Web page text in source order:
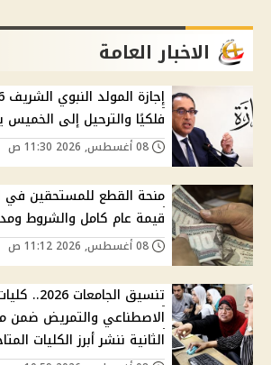
الاخبار العامة
فلكيًا والترحيل إلى الخميس
منحة القطع للمستحقين
قيمة عام كامل والشروط
تنسيق
الاصطناعي والتمريض ضمن
الثانية ننشر أبرز الكليات